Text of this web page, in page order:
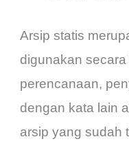
Arsip statis
digunakan
perencanaan,
dengan kata lain
arsip yang sudah